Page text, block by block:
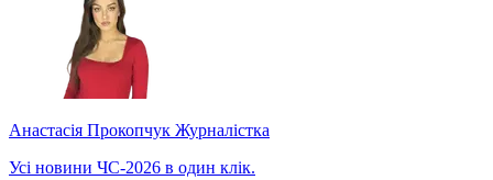
Анастасія Прокопчук Журналістка
Усі новини ЧС-2026 в один клік.